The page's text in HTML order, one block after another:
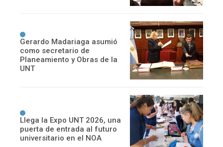
Gerardo Madariaga asumió
como secretario de
Planeamiento y Obras de la
UNT
Llega la Expo UNT 2026, una
puerta de entrada al futuro
universitario en el NOA